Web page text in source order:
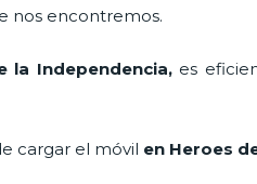
nos encontremos.
la Independencia,es
cargar el móvil en Heroes